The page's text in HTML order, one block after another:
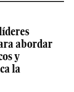
abordar
y
la